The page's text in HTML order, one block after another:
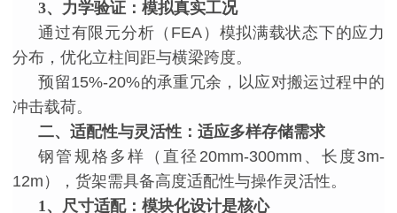
3、 力学验证：模拟真实工况
通过有限元分析（ FEA）模拟满载状态下的应力
分布，优化立柱间距与横梁跨度。
预留15%-20%的承重冗余，以应对搬运过程中的
冲击载荷。
二、适配性与灵活性：适应多样存储需求
钢管规格多样（直径 20mm-300mm、长度3m-
12m），货架需具备高度适配性与操作灵活性。
1、 尺寸适配：模块化设计是核心